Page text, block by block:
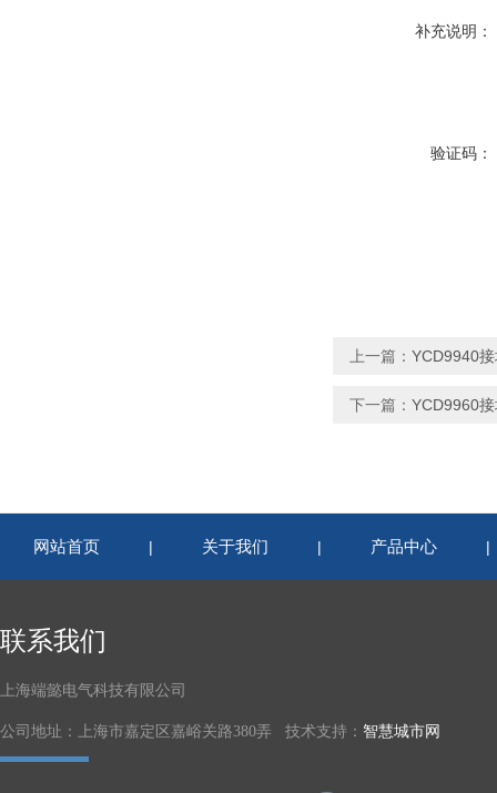
补充说明：
验证码：
上一篇： YCD9940
下一篇： YCD9960
网站首页 | 关于我们 | 产品中心
联系我们
上海端懿电气科技有限公司
公司地址：上海市嘉定区嘉峪关路380弄 技术支持： 智慧城市网